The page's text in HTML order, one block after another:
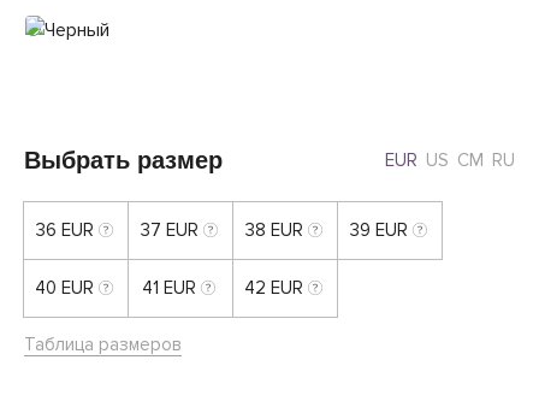
Выбрать размер EUR US CM RU
36 EUR 37 EUR 38 EUR 39 EUR
40 EUR 41 EUR 42 EUR
Таблица размеров